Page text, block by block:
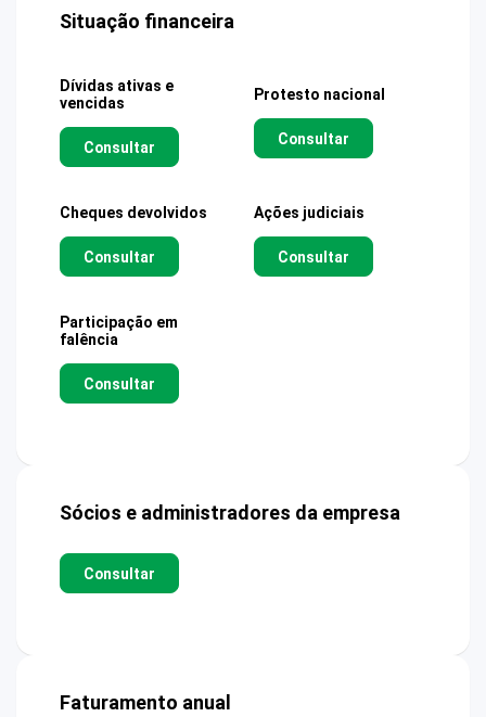
Situação financeira
Dívidas ativas e
vencidas
Consultar
Protesto nacional
Consultar
Cheques devolvidos
Consultar
Ações judiciais
Consultar
Participação em
falência
Consultar
Sócios e administradores da empresa
Consultar
Faturamento anual